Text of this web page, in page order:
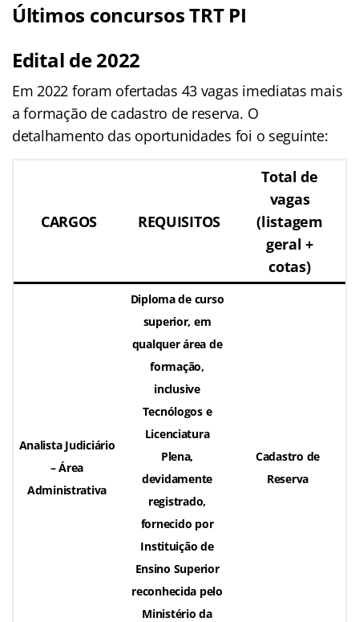
Últimos concursos TRT PI
Edital de 2022
Em 2022 foram ofertadas 43 vagas imediatas mais
a formação de cadastro de reserva. O
detalhamento das oportunidades foi o seguinte:
CARGOS REQUISITOS
Total de
vagas
(listagem
geral +
cotas)
Analista Judiciário
– Área
Administrativa
Diploma de curso
superior, em
qualquer área de
formação,
inclusive
Tecnólogos e
Licenciatura
Plena,
devidamente
registrado,
fornecido por
Instituição de
Ensino Superior
reconhecida pelo
Ministério da
Cadastro de
Reserva